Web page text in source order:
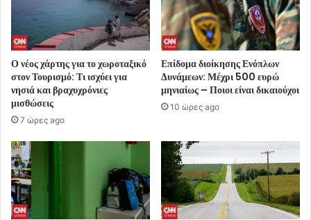
Ο νέος χάρτης για το χωροταξικό
στον Τουρισμό: Τι ισχύει για
νησιά και βραχυχρόνιες
μισθώσεις
7 ώρες ago
Επίδομα διοίκησης Ενόπλων
Δυνάμεων: Μέχρι 500 ευρώ
μηνιαίως – Ποιοι είναι δικαιούχοι
10 ώρες ago